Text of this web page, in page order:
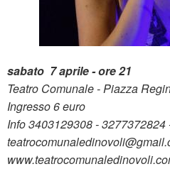
sabato 7 aprile - ore 21
Teatro Comunale - Piazza
Ingresso 6 euro
Info 3403129308 -